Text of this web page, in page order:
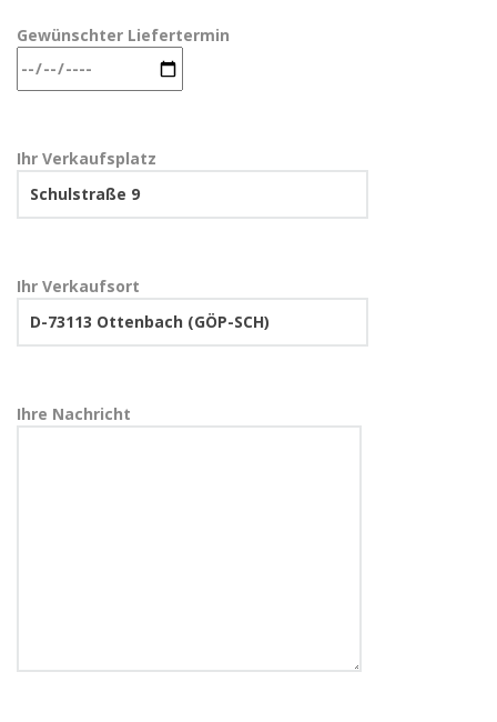
Gewünschter Liefertermin
Ihr Verkaufsplatz
Ihr Verkaufsort
Ihre Nachricht